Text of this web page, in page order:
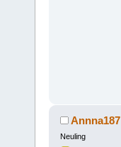
Annna187
Neuling